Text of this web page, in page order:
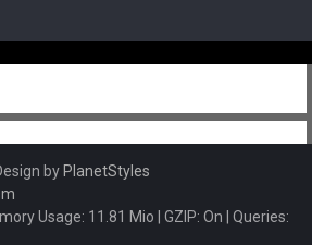
byPlanetStyles
Usage: 11.81 Mio | GZIP: On | Queries: